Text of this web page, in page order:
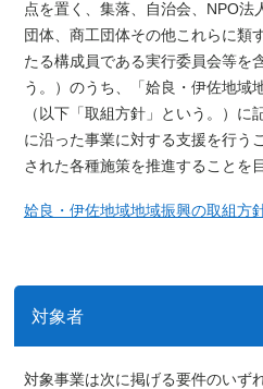
点を置く、集落、自治会、NPO法
団体、商工団体その他これらに類
たる構成員である実行委員会等を
う。）のうち、「姶良・伊佐地域
（以下「取組方針」という。）に
に沿った事業に対する支援を行う
された各種施策を推進することを
姶良・伊佐地域地域振興の取組方
対象者
対象事業は次に掲げる要件のいず